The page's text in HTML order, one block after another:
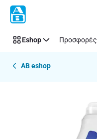
Παράλειψη
Eshop Προσφορές
AB eshop